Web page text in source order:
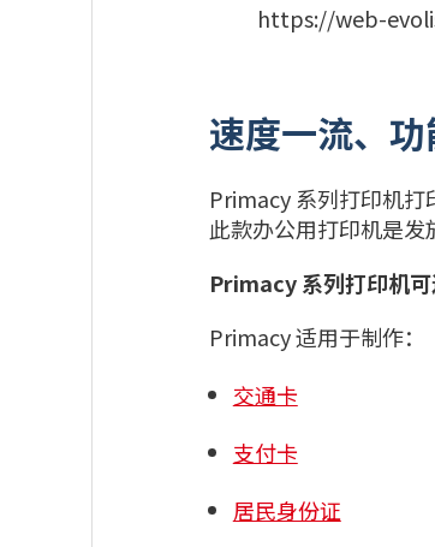
https://web-
速度一流、
Primacy 系列打印机
此款办公用打印机是发
Primacy系列打印机
Primacy 适用于制作：
交通卡
支付卡
居民身份证